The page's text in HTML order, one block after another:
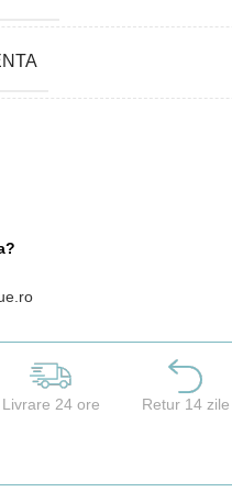
Livrare 24 ore Retur 14 zile